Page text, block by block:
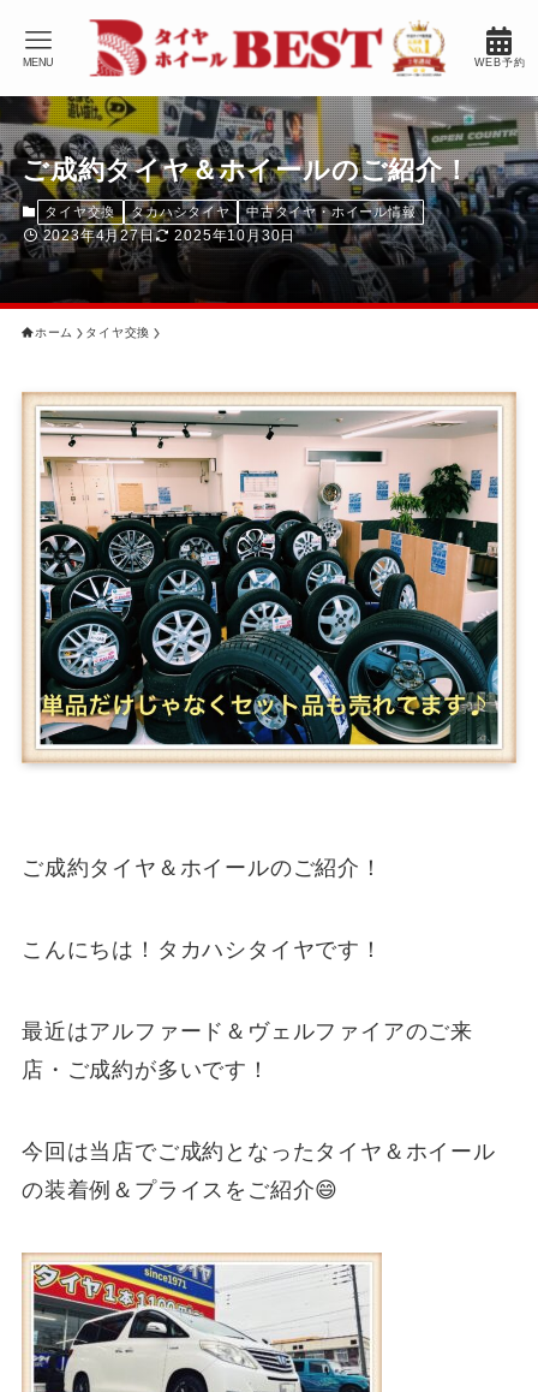
WEB予約
MENU
ご成約タイヤ＆ホイールのご紹介！
タイヤ交換 タカハシタイヤ 中古タイヤ・ホイール情報
2023年4月27日 2025年10月30日
ホーム タイヤ交換
ご成約タイヤ＆ホイールのご紹介！
こんにちは！タカハシタイヤです！
最近はアルファード＆ヴェルファイアのご来
店・ご成約が多いです！
今回は当店でご成約となったタイヤ＆ホイール
の装着例＆プライスをご紹介😄